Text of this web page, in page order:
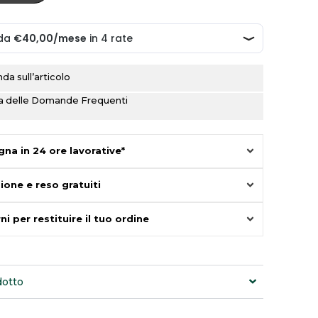
€160.00.
sull’articolo
delle Domande Frequenti
in 24 ore lavorative*
e reso gratuiti
per restituire il tuo ordine